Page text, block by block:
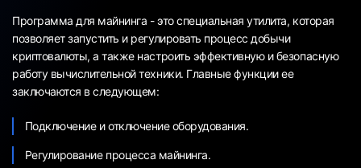
Программа для майнинга - это специальная утилита, которая
позволяет запустить и регулировать процесс добычи
криптовалюты, а также настроить эффективную и безопасную
работу вычислительной техники. Главные функции ее
заключаются в следующем:
Подключение и отключение оборудования.
Регулирование процесса майнинга.